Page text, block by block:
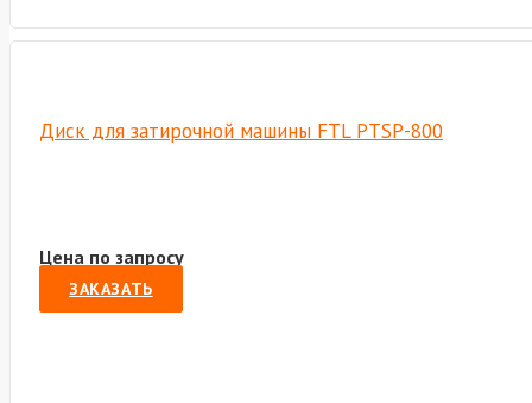
Диск для затирочной машины FTL PTSP-800
Цена по запросу
ЗАКАЗАТЬ